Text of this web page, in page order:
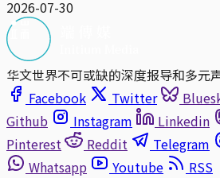
2026-07-30
华文世界不可或缺的深度报导和多元
Facebook
Twitter
Github
Instagram Linkedin
Pinterest
Reddit Telegram
Whatsapp
Youtube
RSS